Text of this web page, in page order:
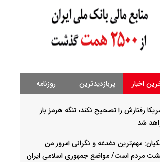
اخبار پربازدیدترین روزنامه
رفتارش را تصحیح نکند، تنگه هرمز باز
شد
مهم‌ترین دغدغه و نگرانی امروز من
مردم است/ مواضع جمهوری اسلامی ایران